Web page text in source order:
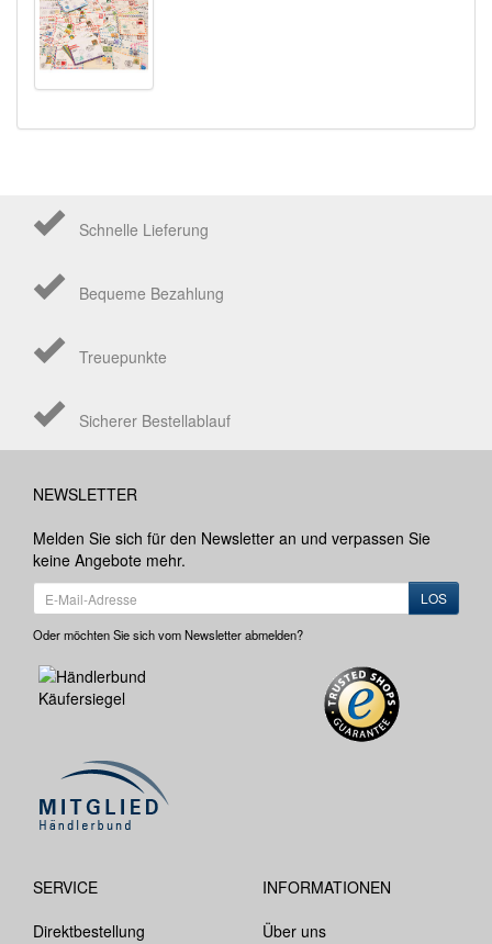
Schnelle Lieferung
Bequeme Bezahlung
Treuepunkte
Sicherer Bestellablauf
NEWSLETTER
Melden Sie sich für den Newsletter an und verpassen Sie
keine Angebote mehr.
LOS
Oder möchten Sie sich vom Newsletter abmelden?
SERVICE
Direktbestellung
INFORMATIONEN
Über uns